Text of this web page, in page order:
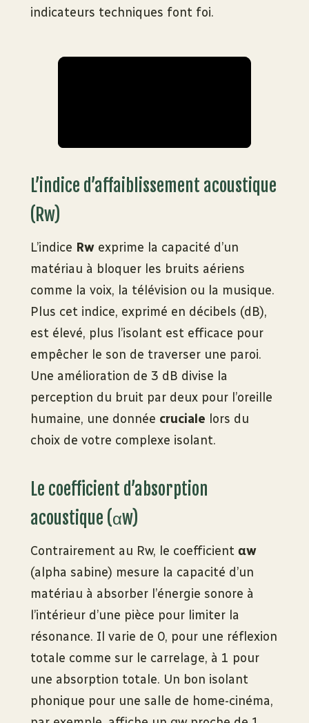
indicateurs techniques font foi.
L’indice d’affaiblissement acoustique
(Rw)
L’indice Rw exprime la capacité d’un
matériau à bloquer les bruits aériens
comme la voix, la télévision ou la musique.
Plus cet indice, exprimé en décibels (dB),
est élevé, plus l’isolant est efficace pour
empêcher le son de traverser une paroi.
Une amélioration de 3 dB divise la
perception du bruit par deux pour l’oreille
humaine, une donnée cruciale lors du
choix de votre complexe isolant.
Le coefficient d’absorption
acoustique (αw)
Contrairement au Rw, le coefficient αw
(alpha sabine) mesure la capacité d’un
matériau à absorber l’énergie sonore à
l’intérieur d’une pièce pour limiter la
résonance. Il varie de 0, pour une réflexion
totale comme sur le carrelage, à 1 pour
une absorption totale. Un bon isolant
phonique pour une salle de home-cinéma,